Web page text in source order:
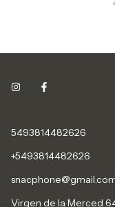
5493814482626
+5493814482626
Virgen de la Merced